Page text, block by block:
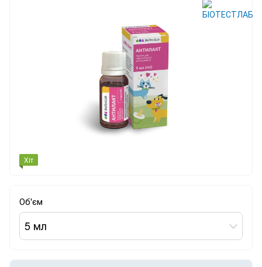
Хіт
Об'єм
5 мл